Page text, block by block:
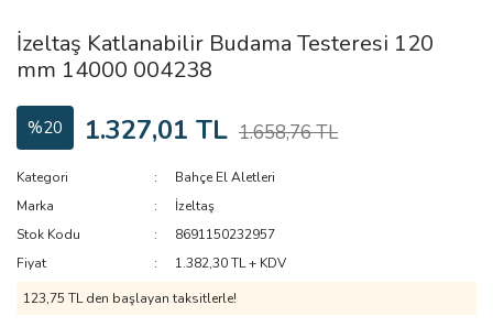
İzeltaş Katlanabilir Budama Testeresi 120
mm 14000 004238
%20 1.327,01 TL 1.658,76 TL
Kategori
Bahçe El Aletleri
Marka
İzeltaş
Stok Kodu
8691150232957
Fiyat
1.382,30 TL + KDV
123,75 TL den başlayan taksitlerle!